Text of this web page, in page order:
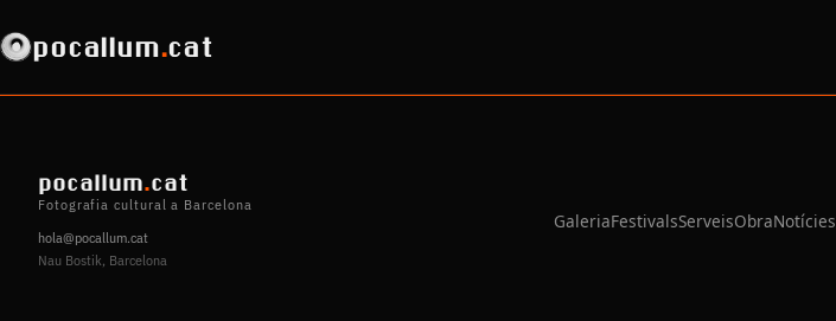
pocallum.cat
pocallum.cat
Fotografia cultural a Barcelona
hola@pocallum.cat
Nau Bostik, Barcelona
GaleriaFestivalsServeisObraNotícies